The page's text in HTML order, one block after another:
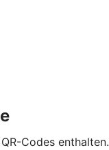
Codes enthalten.